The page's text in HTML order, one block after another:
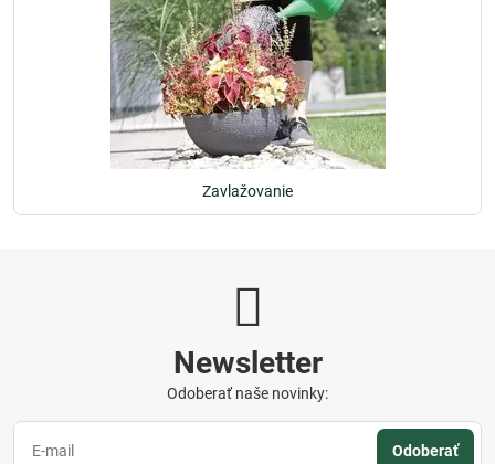
Zavlažovanie
Newsletter
Odoberať naše novinky:
Odoberať